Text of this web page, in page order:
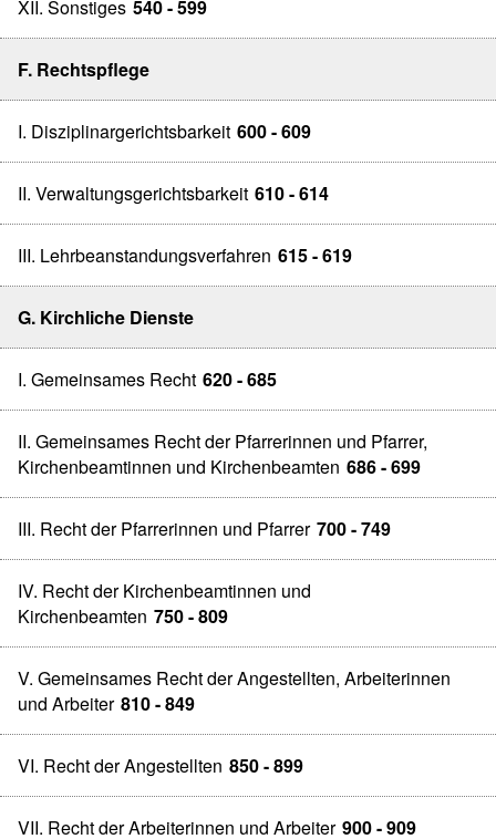
XII. Sonstiges 540 - 599
F. Rechtspflege
I. Disziplinargerichtsbarkeit 600 - 609
II. Verwaltungsgerichtsbarkeit 610 - 614
III. Lehrbeanstandungsverfahren 615 - 619
G. Kirchliche Dienste
I. Gemeinsames Recht 620 - 685
II. Gemeinsames Recht der Pfarrerinnen und Pfarrer,
Kirchenbeamtinnen und Kirchenbeamten 686 - 699
III. Recht der Pfarrerinnen und Pfarrer 700 - 749
IV. Recht der Kirchenbeamtinnen und
Kirchenbeamten 750 - 809
V. Gemeinsames Recht der Angestellten, Arbeiterinnen
und Arbeiter 810 - 849
VI. Recht der Angestellten 850 - 899
VII. Recht der Arbeiterinnen und Arbeiter 900 - 909